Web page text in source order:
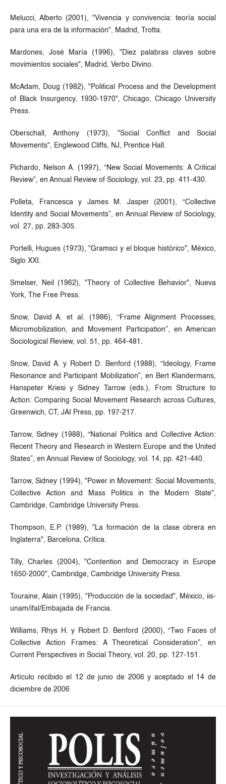
Melucci, Alberto (2001), "Vivencia y convivencia: teoría social
para una era de la información", Madrid, Trotta.
Mardones, José María (1996), "Diez palabras claves sobre
movimientos sociales", Madrid, Verbo Divino.
McAdam, Doug (1982), "Political Process and the Development
of Black Insurgency, 1930-1970", Chicago, Chicago University
Press.
Oberschall, Anthony (1973), "Social Conflict and Social
Movements", Englewood Cliffs, NJ, Prentice Hall.
Pichardo, Nelson A. (1997), “New Social Movements: A Critical
Review”, en Annual Review of Sociology, vol. 23, pp. 411-430.
Polleta, Francesca y James M. Jasper (2001), “Collective
Identity and Social Movements”, en Annual Review of Sociology,
vol. 27, pp. 283-305.
Portelli, Hugues (1973), "Gramsci y el bloque histórico", México,
Siglo XXI.
Smelser, Neil (1962), "Theory of Collective Behavior", Nueva
York, The Free Press.
Snow, David A. et al. (1986), “Frame Alignment Processes,
Micromobilization, and Movement Participation”, en American
Sociological Review, vol. 51, pp. 464-481.
Snow, David A. y Robert D. Benford (1988), “Ideology, Frame
Resonance and Participant Mobilization”, en Bert Klandermans,
Hanspeter Kriesi y Sidney Tarrow (eds.), From Structure to
Action: Comparing Social Movement Research across Cultures,
Greenwich, CT, JAI Press, pp. 197-217.
Tarrow, Sidney (1988), “National Politics and Collective Action:
Recent Theory and Research in Western Europe and the United
States”, en Annual Review of Sociology, vol. 14, pp. 421-440.
Tarrow, Sidney (1994), "Power in Movement: Social Movements,
Collective Action and Mass Politics in the Modern State",
Cambridge, Cambridge University Press.
Thompson, E.P. (1989), "La formación de la clase obrera en
Inglaterra", Barcelona, Crítica.
Tilly, Charles (2004), "Contention and Democracy in Europe
1650-2000", Cambridge, Cambridge University Press.
Touraine, Alain (1995), "Producción de la sociedad", México, iis-
unam/ifal/Embajada de Francia.
Williams, Rhys H. y Robert D. Benford (2000), “Two Faces of
Collective Action Frames: A Theoretical Consideration”, en
Current Perspectives in Social Theory, vol. 20, pp. 127-151.
Artículo recibido el 12 de junio de 2006 y aceptado el 14 de
diciembre de 2006